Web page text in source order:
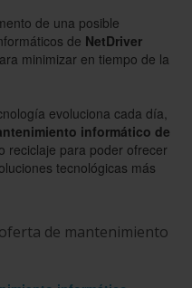
de una posible
de NetDriver
minimizar en tiempo de la
evoluciona cada día,
informático de
reciclaje para poder ofrecer
tecnológicas más
de mantenimiento